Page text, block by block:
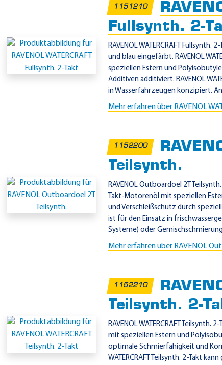
1151210
Fullsynth. 2-
RAVENOL WATERCRAFT
und blau eingefärbt. RAVENOL
speziellen Estern und
Additiven additiviert. RAVENOL
in Wasserfahrzeugen konzipiert.
Mehr erfahren über RAVENOL
1152200
Teilsynth.
RAVENOL Outboardoel 2T
Takt-Motorenöl mit speziellen
und Verschleißschutz durch
ist für den Einsatz in
Systeme) oder Gemischschmierung
Mehr erfahren über RAVENOL
1152210
Teilsynth. 2-
RAVENOL WATERCRAFT
mit speziellen Estern und
optimale Schmierfähigkeit und
WATERCRAFT Teilsynth. 2-Takt